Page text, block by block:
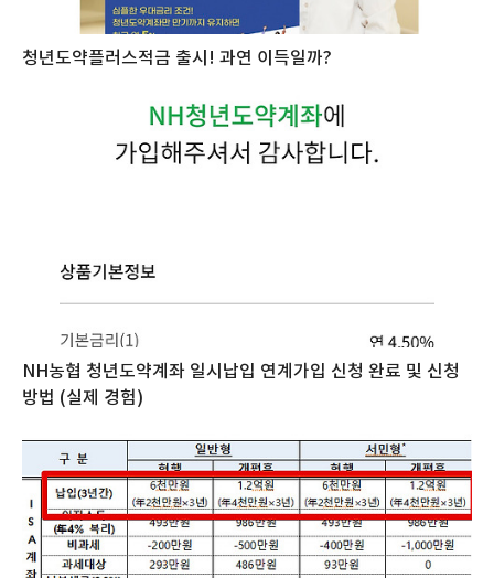
청년도약플러스적금 출시! 과연 이득일까?
NH농협 청년도약계좌 일시납입 연계가입 신청 완료 및 신청
방법 (실제 경험)